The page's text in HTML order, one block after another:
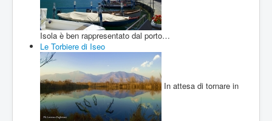
Isola è ben rappresentato dal porto…
Le Torbiere di Iseo
In attesa di tornare in